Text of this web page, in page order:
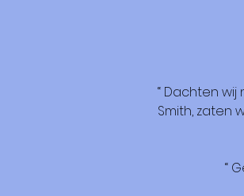
“ Dachten
Smith, zaten
“